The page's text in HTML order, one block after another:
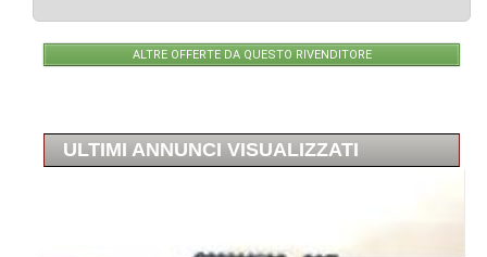
ALTRE OFFERTE DA QUESTO RIVENDITORE
ULTIMI ANNUNCI VISUALIZZATI